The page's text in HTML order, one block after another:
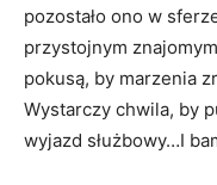
pozostało ono w
przystojnym
pokusą, by marzenia
Wystarczy chwila, by
wyjazd służbowy…I